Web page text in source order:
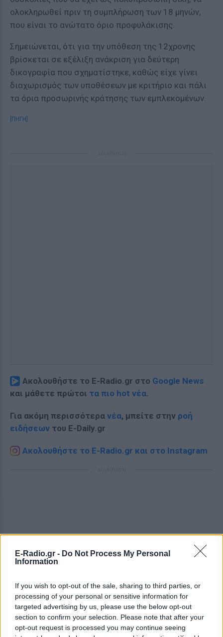
E-Radio.gr - Do Not Process My Personal
Information
If you wish to opt-out of the sale, sharing to third parties, or
processing of your personal or sensitive information for
targeted advertising by us, please use the below opt-out
section to confirm your selection. Please note that after your
opt-out request is processed you may continue seeing
ολοκληρωθεί πριν τη συμπλήρωση των 18 μηνών,
που είναι το ανώτατο όριο προφυλάκισης.
Σημειώνεται, ότι για την υπόθεση της 12χρονης
βρίσκεται σε εξέλιξη ανάκριση για δεύτερη
δικογραφία που σχηματίστηκε, καθώς είχε γίνει
διαχωρισμός των υποθέσεων με κριτήριο και πάλι
τα όρια προσωρινής κράτησης των εμπλεκομένων.
[ΠΗΓΗ]
Ακολουθήστε το E-Radio.gr στο Google News
και μάθετε πρώτοι τα πιο hot νέα.
Για ακόμη περισσότερα νέα, μπείτε στην ροή
ειδήσεων του E-Daily.gr
Ακολουθήστε το E-Radio.gr και στο Instagram